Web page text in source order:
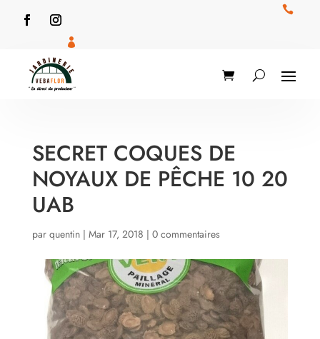


SECRET COQUES DE
NOYAUX DE PÊCHE 10 20
UAB
par quentin| Mar 17, 2018 | 0 commentaires